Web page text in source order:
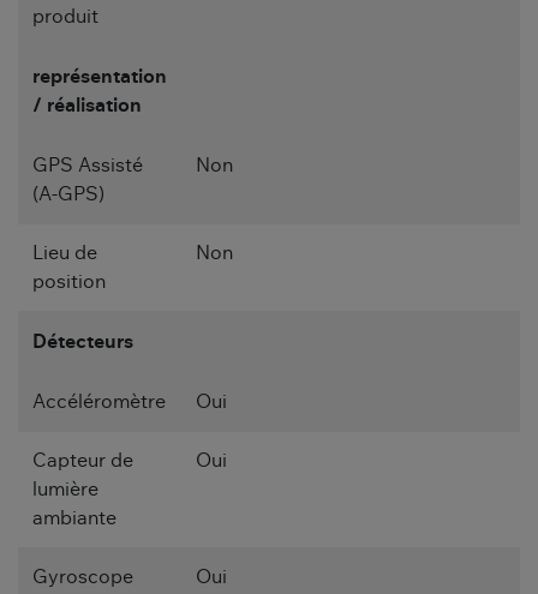
produit
représentation
/ réalisation
GPS Assisté
(A-GPS)
Non
Lieu de
position
Non
Détecteurs
Accéléromètre Oui
Capteur de
lumière
ambiante
Oui
Gyroscope Oui